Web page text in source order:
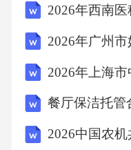
2026年上海市
餐厅保洁托管